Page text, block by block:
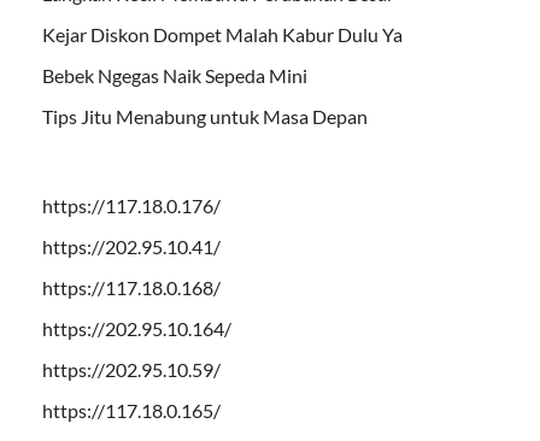
Kejar Diskon Dompet Malah Kabur Dulu Ya
Bebek Ngegas Naik Sepeda Mini
Tips Jitu Menabung untuk Masa Depan
https://117.18.0.176/
https://202.95.10.41/
https://117.18.0.168/
https://202.95.10.164/
https://202.95.10.59/
https://117.18.0.165/